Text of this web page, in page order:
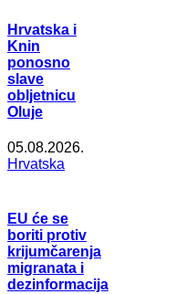
Hrvatska i
Knin
ponosno
slave
obljetnicu
Oluje
05.08.2026.
Hrvatska
EU će se
boriti protiv
krijumčarenja
migranata i
dezinformacija